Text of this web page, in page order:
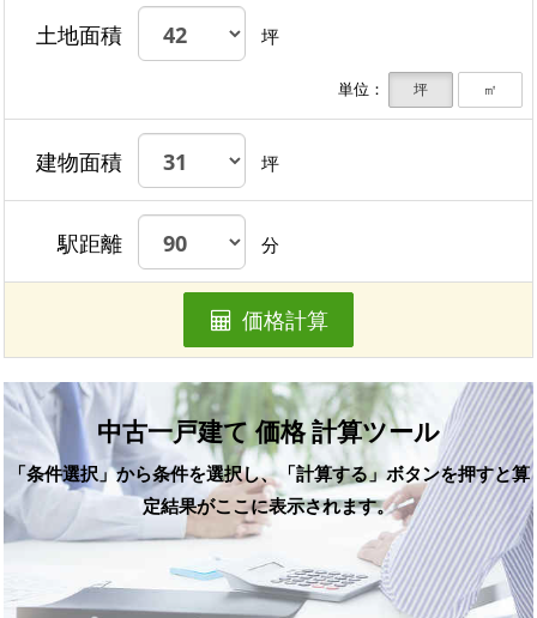
土地面積 坪
単位： 坪 ㎡
建物面積 坪
駅距離 分
価格計算
中古一戸建て 価格 計算ツール
「条件選択」から条件を選択し、「計算する」ボタンを押すと算
定結果がここに表示されます。